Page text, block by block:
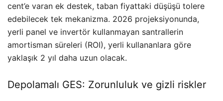
cent’e varan ek destek, taban fiyattaki düşüşü tolere
edebilecek tek mekanizma. 2026 projeksiyonunda,
yerli panel ve invertör kullanmayan santrallerin
amortisman süreleri (ROI), yerli kullananlara göre
yaklaşık 2 yıl daha uzun olacak.
Depolamalı GES: Zorunluluk ve gizli riskler